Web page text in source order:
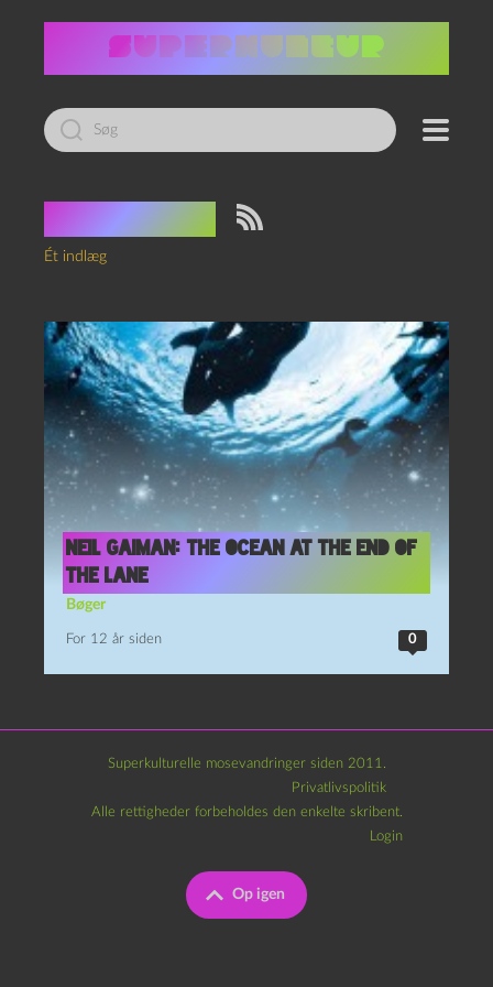
Led
efter:
Tag:Panik
Ét indlæg
Neil Gaiman: The Ocean at the End of
the Lane
Bøger
For 12 år siden 0
Superkulturelle mosevandringer siden 2011.
Privatlivspolitik
Op igen
Alle rettigheder forbeholdes den enkelte skribent.
Login